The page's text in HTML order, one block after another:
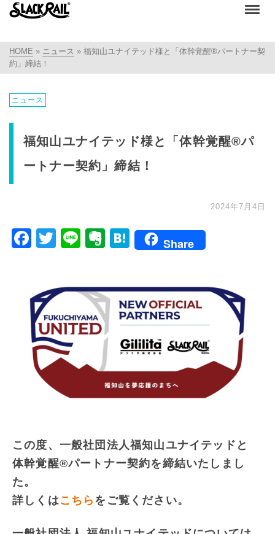
HOME » ニュース » 福知山ユナイテッド様と「体幹覚醒®パートナー契
約」締結！
ニュース
福知山ユナイテッド様と「体幹覚醒®パ
ートナー契約」締結！
2024年7月4日
Facebook
TwitterLineEvernote
Hatena
Share
この度、一般社団法人福知山ユナイテッドと
体幹覚醒®パートナー契約を締結いたしまし
た。
詳しくはこちら をご覧ください。